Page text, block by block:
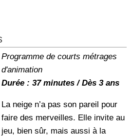
Programme de courts métrages
d'animation
Durée : 37 minutes / Dès 3 ans
La neige n’a pas son pareil pour
faire des merveilles. Elle invite au
jeu, bien sûr, mais aussi à la